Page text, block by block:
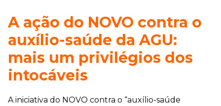
A ação do NOVO contra o
auxílio-saúde da AGU:
mais um privilégios dos
intocáveis
A iniciativa do NOVO contra o “auxílio-saúde